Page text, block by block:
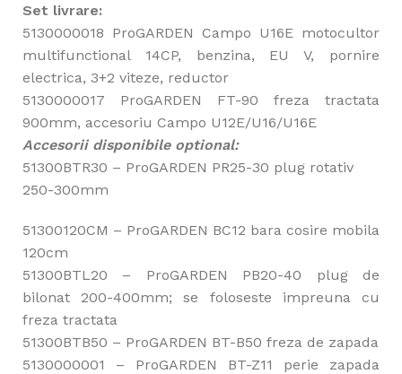
Set livrare:
5130000018 ProGARDEN Campo U16E motocultor
multifunctional 14CP, benzina, EU V, pornire
electrica, 3+2 viteze, reductor
5130000017 ProGARDEN FT-90 freza tractata
900mm, accesoriu Campo U12E/U16/U16E
Accesorii disponibile optional:
51300BTR30 – ProGARDEN PR25-30 plug rotativ
250-300mm
51300120CM – ProGARDEN BC12 bara cosire mobila
120cm
51300BTL20 – ProGARDEN PB20-40 plug de
bilonat 200-400mm; se foloseste impreuna cu
freza tractata
51300BTB50 – ProGARDEN BT-B50 freza de zapada
5130000001 – ProGARDEN BT-Z11 perie zapada